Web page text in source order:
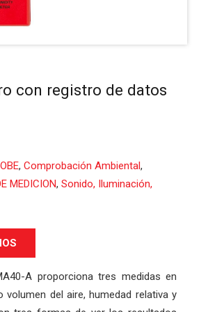
con registro de datos
, Comprobación Ambiental,
MEDICION, Sonido, Iluminación,
A proporciona tres medidas en
volumen del aire, humedad relativa y